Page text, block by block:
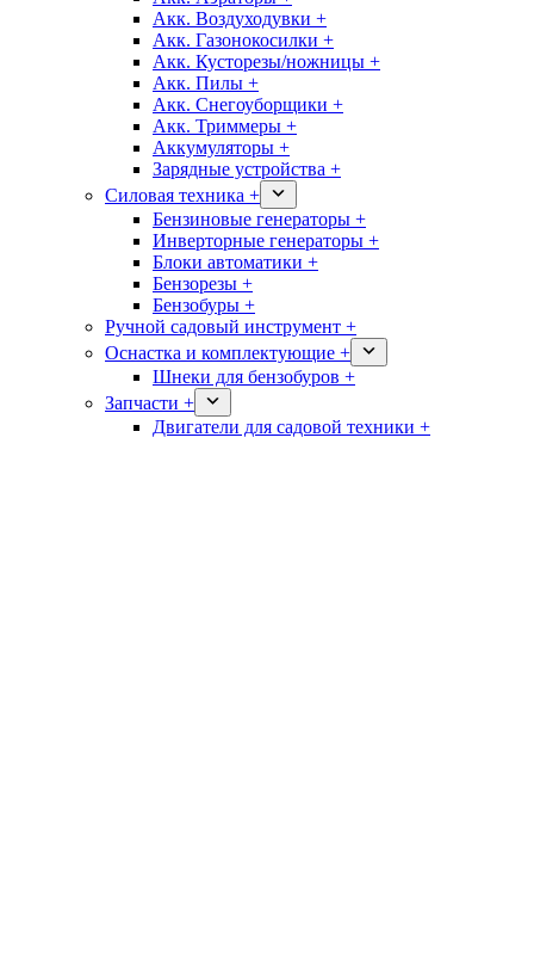
Акк. Воздуходувки +
Акк. Газонокосилки +
Акк. Кусторезы/ножницы +
Акк. Пилы +
Акк. Снегоуборщики +
Акк. Триммеры +
Аккумуляторы +
Зарядные устройства +
Силовая техника +
Бензиновые генераторы +
Инверторные генераторы +
Блоки автоматики +
Бензорезы +
Бензобуры +
Ручной садовый инструмент +
Оснастка и комплектующие +
Шнеки для бензобуров +
Запчасти +
Двигатели для садовой техники +